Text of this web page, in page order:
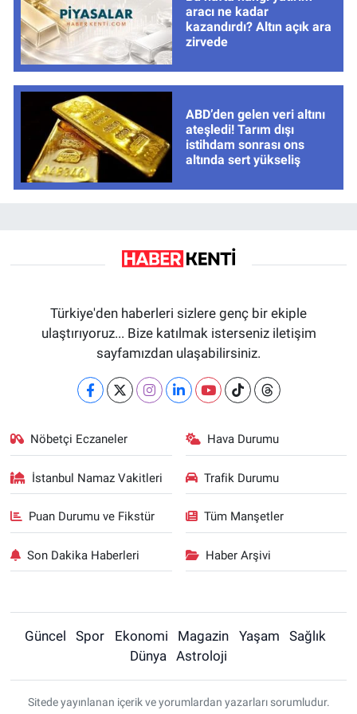
aracı ne kadar
kazandırdı? Altın açık ara
zirvede
ABD’den gelen veri altını
ateşledi! Tarım dışı
istihdam sonrası ons
altında sert yükseliş
Türkiye'den haberleri sizlere genç bir ekiple
ulaştırıyoruz... Bize katılmak isterseniz iletişim
sayfamızdan ulaşabilirsiniz.
Nöbetçi Eczaneler Hava Durumu
İstanbul Namaz Vakitleri Trafik Durumu
Puan Durumu ve Fikstür Tüm Manşetler
Son Dakika Haberleri Haber Arşivi
Güncel Spor Ekonomi Magazin Yaşam
Sağlık
Dünya
Astroloji
Sitede yayınlanan içerik ve yorumlardan yazarları sorumludur.